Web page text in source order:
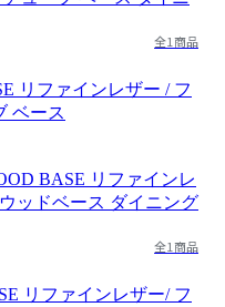
全1商品
リファインレザー / フ
ベース
全1商品
リファインレザー/ フ